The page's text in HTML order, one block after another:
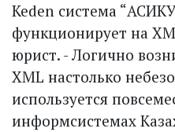
Keden система
функционирует на
юрист. - Логично
XML настолько
используется
информсистемах